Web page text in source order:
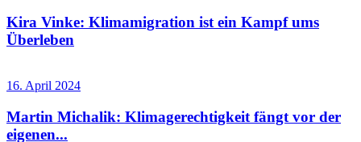
Kira Vinke: Klimamigration ist ein Kampf ums
Überleben
16. April 2024
Martin Michalik: Klimagerechtigkeit fängt vor der
eigenen...